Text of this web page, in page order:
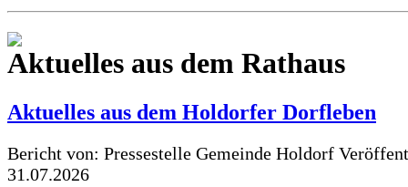
Aktuelles aus dem Rathaus
Aktuelles aus dem Holdorfer Dorfleben
Bericht von: Pressestelle Gemeinde Holdorf
31.07.2026